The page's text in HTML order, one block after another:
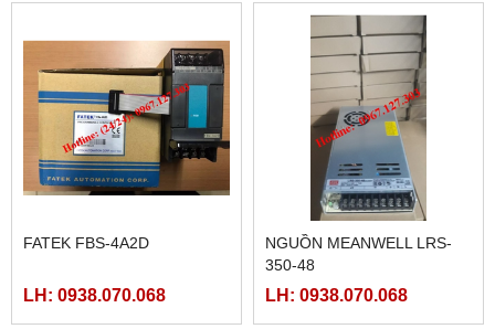
FATEK FBS-4A2D
LH: 0938.070.068
NGUỒN MEANWELL LRS-
350-48
LH: 0938.070.068